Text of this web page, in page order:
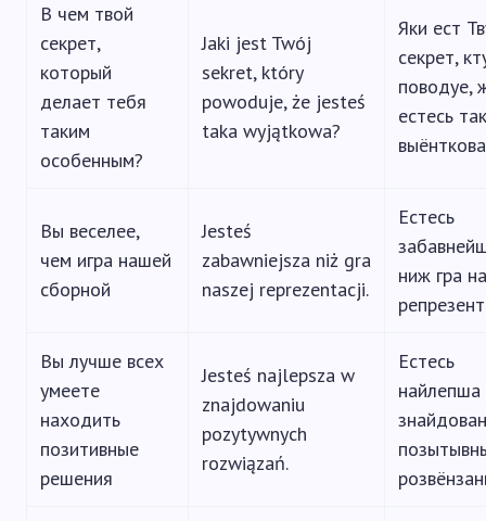
В чем твой
секрет,
который
делает тебя
таким
особенным?
Jaki jest Twój
sekret, który
powoduje, że jesteś
taka wyjątkowa?
Яки ест
секрет,
поводуе,
естесь
Вы веселее,
чем игра нашей
сборной
Jesteś
zabawniejsza niż gra
naszej reprezentacji.
Естесь
ниж гра
Вы лучше всех
умеете
находить
позитивные
решения
Jesteś najlepsza w
znajdowaniu
pozytywnych
rozwiązań.
Естесь
найлепша